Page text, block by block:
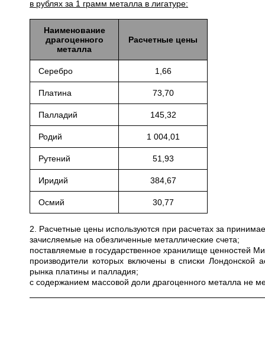
в рублях за 1 грамм металла в лигатуре:
Наименование
драгоценного
металла
Расчетные цены
Серебро 1,66
Платина 73,70
Палладий 145,32
Родий 1 004,01
Рутений 51,93
Иридий 384,67
Осмий 30,77
2. Расчетные цены используются при расчетах за
зачисляемые на обезличенные металлические счета;
поставляемые в государственное хранилище ценностей
производители которых включены в списки Лондонской
рынка платины и палладия;
с содержанием массовой доли драгоценного металла не